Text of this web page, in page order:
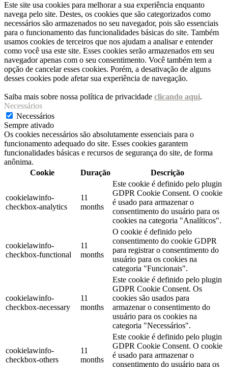
Este site usa cookies para melhorar a sua experiência enquanto
navega pelo site. Destes, os cookies que são categorizados como
necessários são armazenados no seu navegador, pois são essenciais
para o funcionamento das funcionalidades básicas do site. Também
usamos cookies de terceiros que nos ajudam a analisar e entender
como você usa este site. Esses cookies serão armazenados em seu
navegador apenas com o seu consentimento. Você também tem a
opção de cancelar esses cookies. Porém, a desativação de alguns
desses cookies pode afetar sua experiência de navegação.
Saiba mais sobre nossa política de privacidade clicando aqui.
Necessários
Necessários
Sempre ativado
Os cookies necessários são absolutamente essenciais para o
funcionamento adequado do site. Esses cookies garantem
funcionalidades básicas e recursos de segurança do site, de forma
anônima.
Cookie
Duração Descrição
cookielawinfo-
checkbox-analytics
11
months
Este cookie é definido pelo plugin
GDPR Cookie Consent. O cookie
é usado para armazenar o
consentimento do usuário para os
cookies na categoria "Analíticos".
cookielawinfo-
checkbox-functional
11
months
O cookie é definido pelo
consentimento do cookie GDPR
para registrar o consentimento do
usuário para os cookies na
categoria "Funcionais".
cookielawinfo-
checkbox-necessary
11
months
Este cookie é definido pelo plugin
GDPR Cookie Consent. Os
cookies são usados ​​para
armazenar o consentimento do
usuário para os cookies na
categoria "Necessários".
cookielawinfo-
checkbox-others
11
months
Este cookie é definido pelo plugin
GDPR Cookie Consent. O cookie
é usado para armazenar o
consentimento do usuário para os